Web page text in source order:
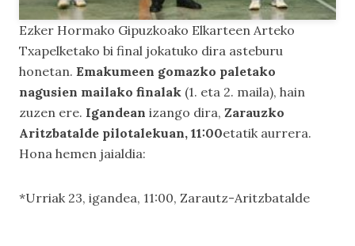
Ezker Hormako Gipuzkoako Elkarteen Arteko
Txapelketako bi final jokatuko dira asteburu
honetan. Emakumeen gomazko paletako
nagusien mailako finalak (1. eta 2. maila), hain
zuzen ere. Igandean izango dira, Zarauzko
Aritzbatalde pilotalekuan, 11:00etatik aurrera.
Hona hemen jaialdia:
*Urriak 23, igandea, 11:00, Zarautz-Aritzbatalde